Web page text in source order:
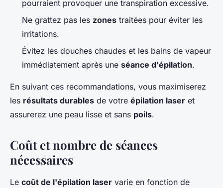
pourraient provoquer une transpiration excessive.
Ne grattez pas les zones traitées pour éviter les
irritations.
Évitez les douches chaudes et les bains de vapeur
immédiatement après une séance d'épilation.
En suivant ces recommandations, vous maximiserez
les résultats durables de votre épilation laser et
assurerez une peau lisse et sans poils.
Coût et nombre de séances
nécessaires
Le coût de l'épilation laser varie en fonction de